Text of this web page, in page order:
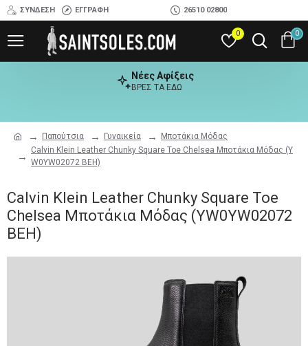
ΣΎΝΔΕΣΗ ΕΓΓΡΑΦΉ 26510 02800
0 0
Παπούτσια Γυναικεία
Μποτάκια Μόδας
Calvin Klein Leather Chunky Square Toe Chelsea Μποτάκια Μόδας (Y
W0YW02072 BEH)
Νέες Αφίξεις
ΒΡΕΣ ΤΑ ΕΔΩ
Calvin Klein Leather Chunky Square Toe
Chelsea Μποτάκια Μόδας (YW0YW02072
BEH)